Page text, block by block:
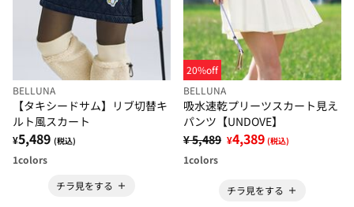
BELLUNA
【タキシードサム】リブ切替キ
ルト風スカート
¥5,489 (税込)
1colors
チラ見をする
20%off
BELLUNA
吸水速乾プリーツスカート見え
パンツ【UNDOVE】
¥ 5,489 ¥4,389 (税込)
1colors
チラ見をする